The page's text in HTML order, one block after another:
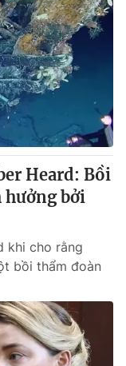
Heard: Bồi
hưởng bởi
khi cho rằng
bồi thẩm đoàn